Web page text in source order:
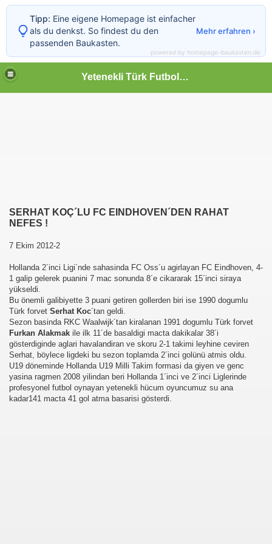
Yetenekli Türk Futbolcular
SERHAT KOÇ´LU FC EINDHOVEN´DEN RAHAT
NEFES !
7 Ekim 2012-2
Hollanda 2´inci Ligi´nde sahasinda FC Oss´u agirlayan FC Eindhoven, 4-
1 galip gelerek puanini 7 mac sonunda 8´e cikararak 15´inci siraya
yükseldi.
Bu önemli galibiyette 3 puani getiren gollerden biri ise 1990 dogumlu
Türk forvet Serhat Koc´tan geldi.
Sezon basinda RKC Waalwijk´tan kiralanan 1991 dogumlu Türk forvet
Furkan Alakmak ile ilk 11´de basaldigi macta dakikalar 38´i
gösterdiginde aglari havalandiran ve skoru 2-1 takimi leyhine ceviren
Serhat, böylece ligdeki bu sezon toplamda 2´inci golünü atmis oldu.
U19 döneminde Hollanda U19 Milli Takim formasi da giyen ve genc
yasina ragmen 2008 yilindan beri Hollanda 1´inci ve 2´inci Liglerinde
profesyonel futbol oynayan yetenekli hücum oyuncumuz su ana
kadar141 macta 41 gol atma basarisi gösterdi.
Tipp: Eine eigene Homepage ist einfacher
als du denkst. So findest du den
passenden Baukasten.
Mehr erfahren ›
powered by homepage-baukasten.de